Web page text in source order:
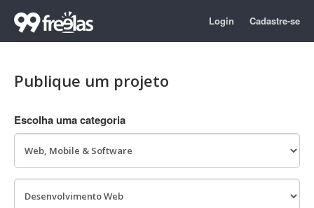
Login Cadastre-se
Publique um projeto
Escolha uma categoria